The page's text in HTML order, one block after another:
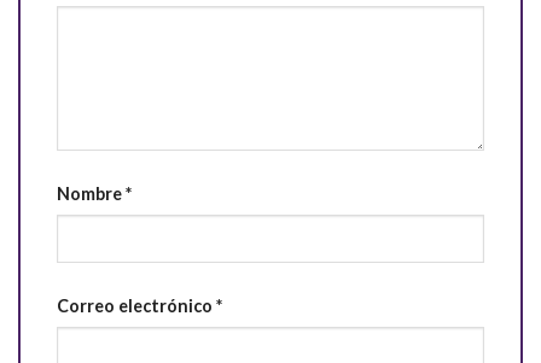
Nombre*
Correo electrónico *